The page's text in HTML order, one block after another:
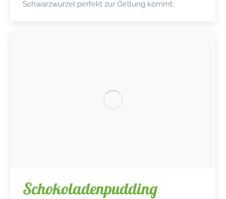
Schwarzwurzel perfekt zur Geltung kommt.
Schokoladenpudding